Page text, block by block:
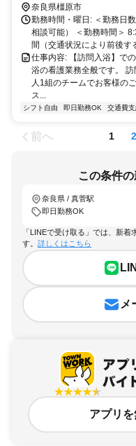
奈良県橿原市
勤務時間・曜日: ＜勤務日
相談可能） ＜勤務時間＞
間（交通状況により前後す
仕事内容: 【訪問入浴】で
浴の看護業務全般です。
人1組のチームでお客様の
ス...
シフト自由 即日勤務OK 交通費
前へ 1 2
この条件
奈良県 / 真菅駅
即日勤務OK
「LINEで受け取る」では、新
す。 詳しくはこちら
メ
アプリ